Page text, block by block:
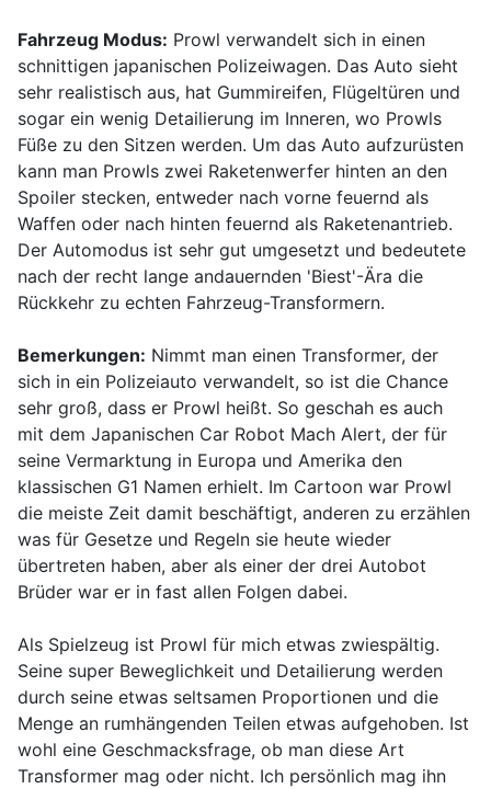
Fahrzeug Modus: Prowl verwandelt sich in einen
schnittigen japanischen Polizeiwagen. Das Auto sieht
sehr realistisch aus, hat Gummireifen, Flügeltüren und
sogar ein wenig Detailierung im Inneren, wo Prowls
Füße zu den Sitzen werden. Um das Auto aufzurüsten
kann man Prowls zwei Raketenwerfer hinten an den
Spoiler stecken, entweder nach vorne feuernd als
Waffen oder nach hinten feuernd als Raketenantrieb.
Der Automodus ist sehr gut umgesetzt und bedeutete
nach der recht lange andauernden 'Biest'-Ära die
Rückkehr zu echten Fahrzeug-Transformern.
Bemerkungen: Nimmt man einen Transformer, der
sich in ein Polizeiauto verwandelt, so ist die Chance
sehr groß, dass er Prowl heißt. So geschah es auch
mit dem Japanischen Car Robot Mach Alert, der für
seine Vermarktung in Europa und Amerika den
klassischen G1 Namen erhielt. Im Cartoon war Prowl
die meiste Zeit damit beschäftigt, anderen zu erzählen
was für Gesetze und Regeln sie heute wieder
übertreten haben, aber als einer der drei Autobot
Brüder war er in fast allen Folgen dabei.
Als Spielzeug ist Prowl für mich etwas zwiespältig.
Seine super Beweglichkeit und Detailierung werden
durch seine etwas seltsamen Proportionen und die
Menge an rumhängenden Teilen etwas aufgehoben. Ist
wohl eine Geschmacksfrage, ob man diese Art
Transformer mag oder nicht. Ich persönlich mag ihn